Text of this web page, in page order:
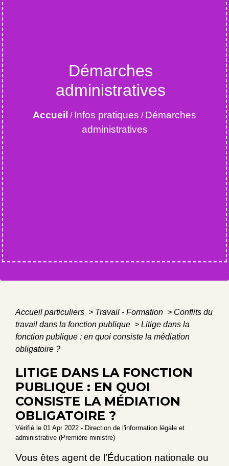
Démarches
administratives
Accueil / Infos pratiques / Démarches
administratives
Accueil particuliers > Travail - Formation > Conflits du
travail dans la fonction publique > Litige dans la
fonction publique : en quoi consiste la médiation
obligatoire ?
LITIGE DANS LA FONCTION
PUBLIQUE : EN QUOI
CONSISTE LA MÉDIATION
OBLIGATOIRE ?
Vérifié le 01 Apr 2022 - Direction de l'information légale et
administrative (Première ministre)
Vous êtes agent de l’Éducation nationale ou